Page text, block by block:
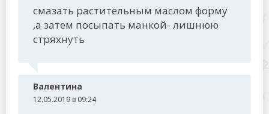
смазать растительным маслом форму
,а затем посыпать манкой- лишнюю
стряхнуть
Валентина
12.05.2019 в 09:24